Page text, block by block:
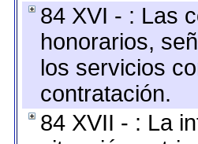
84 XVI - : Las
honorarios,
los servicios
contratación.
84 XVII - : La